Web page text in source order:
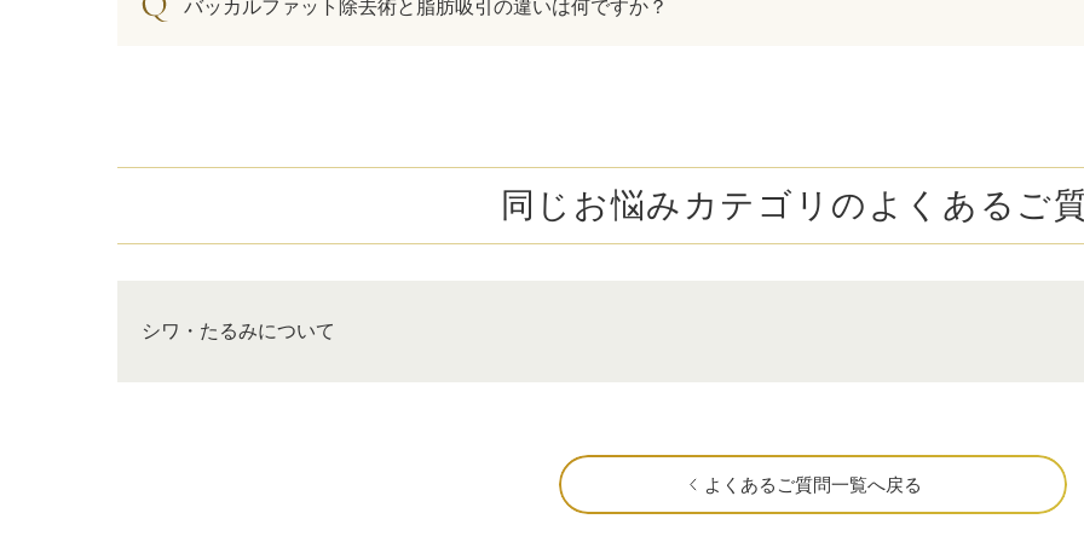
バッカルファット除去術と脂肪吸引の違いは何ですか？
同じお悩みカテゴリの よくあるご
シワ・たるみについて
よくあるご質問一覧へ戻る